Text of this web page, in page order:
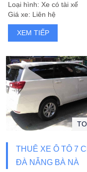
Loại hình: Xe có tài xế
Giá xe: Liên hệ
XEM TIẾP
THUÊ XE Ô TÔ 7
ĐÀ NẴNG BÀ NÀ